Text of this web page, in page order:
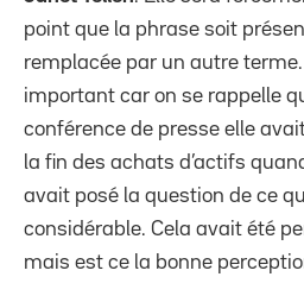
point que la phrase soit
remplacée par un autre
important car on se rappelle
conférence de presse elle
la fin des achats d’actifs
avait posé la question de ce
considérable. Cela avait été
mais est ce la bonne